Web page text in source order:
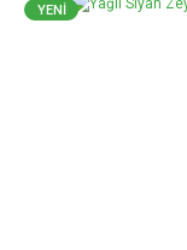
YENİ